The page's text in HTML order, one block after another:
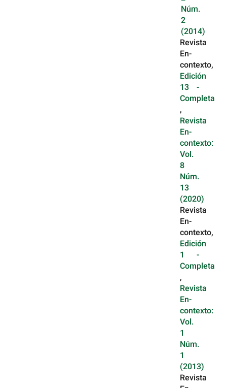
Núm.
2
(2014)
Revista
En-
contexto,
Edición
13 -
Completa
,
Revista
En-
contexto:
Vol.
8
Núm.
13
(2020)
Revista
En-
contexto,
Edición
1 -
Completa
,
Revista
En-
contexto:
Vol.
1
Núm.
1
(2013)
Revista